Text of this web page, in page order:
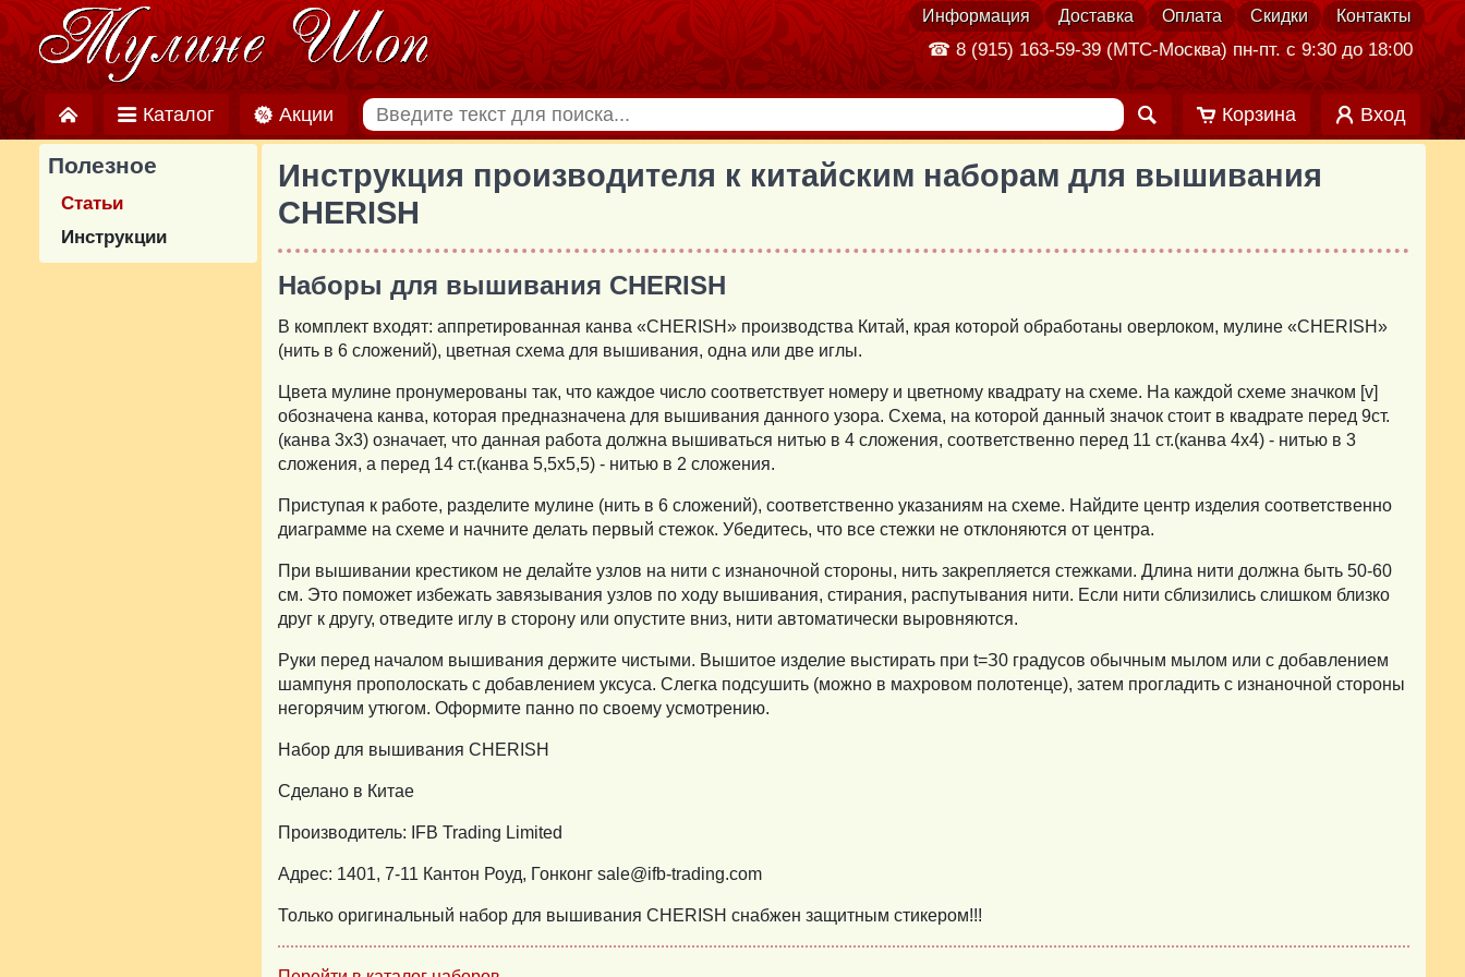
Информация Доставка Оплата Скидки Контакты
☎ 8 (915) 163-59-39 (МТС-Москва) пн-пт. с 9:30 до 18:00
Каталог Акции Корзина Вход
Инструкция производителя к китайcким наборам для вышивания
CHERISH
Наборы для вышивания CHERISH
В комплект входят: аппретированная канва «CHERISH» производства Китай, края которой обработаны оверлоком, мулине «CHERISH»
(нить в 6 сложений), цветная схема для вышивания, одна или две иглы.
Цвета мулине пронумерованы так, что каждое число соответствует номеру и цветному квадрату на схеме. На каждой схеме значком [v]
обозначена канва, которая предназначена для вышивания данного узора. Схема, на которой данный значок стоит в квадрате перед 9ст.
(канва 3x3) означает, что данная работа должна вышиваться нитью в 4 сложения, соответственно перед 11 ст.(канва 4х4) - нитью в 3
сложения, а перед 14 ст.(канва 5,5x5,5) - нитью в 2 сложения.
Приступая к работе, разделите мулине (нить в 6 сложений), соответственно указаниям на схеме. Найдите центр изделия соответственно
диаграмме на схеме и начните делать первый стежок. Убедитесь, что все стежки не отклоняются от центра.
При вышивании крестиком не делайте узлов на нити с изнаночной стороны, нить закрепляется стежками. Длина нити должна быть 50-60
см. Это поможет избежать завязывания узлов по ходу вышивания, стирания, распутывания нити. Если нити сблизились слишком близко
друг к другу, отведите иглу в сторону или опустите вниз, нити автоматически выровняются.
Руки перед началом вышивания держите чистыми. Вышитое изделие выстирать при t=З0 градусов обычным мылом или с добавлением
шампуня прополоскать с добавлением уксуса. Слегка подсушить (можно в махровом полотенце), затем прогладить с изнаночной стороны
негорячим утюгом. Оформите панно по своему усмотрению.
Набор для вышивания CHERISH
Сделано в Китае
Производитель: IFB Trading Limited
Адрес: 1401, 7-11 Кантон Роуд, Гонконг sale@ifb-trading.com
Только оригинальный набор для вышивания CHERISH снабжен защитным стикером!!!
Полезное
Статьи
Инструкции